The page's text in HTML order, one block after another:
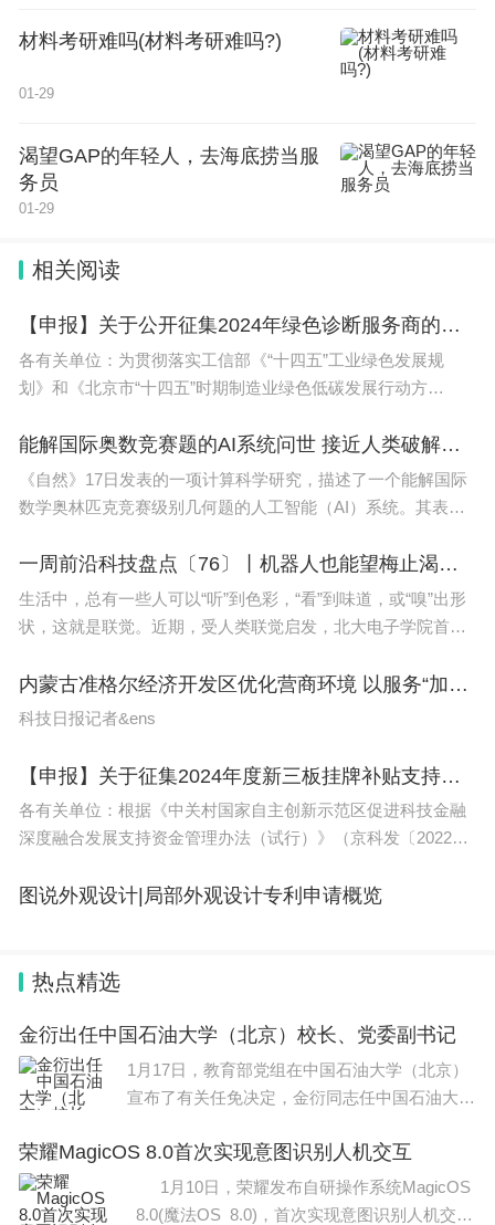
2024年山东高考报名人数是多少？
预计2024年山东高考人数为89.7万。
2022高考山东省报名考生共86.7万人，2021山东高考报名人数
是79.5万人，2020年山东高考报名人数为78.2万。据历年趋势
得知，山东省高考人数始终呈上升趋势，所以预计2023年山东
高考人数为89.7万。2023年山东省普通高等学校集中招生将于7
1、高考改革优势：高校可以根据自己设定的选科要求选拔学
生，更能适应人才培养的需要。另外，会促进高校深化专业结
2、高考改革挑战：首先是确定＋1的录取科目很麻烦。从往年
专业对口方案。
2024年高考报名人数
高考是我国学生接受高等教育的重要门槛，它的重要性不言而
喻。对于2024年有多少考生参加高考这个问题，据中国教育部
更是影响着学生们未来就业的方向和发展。那么为什么高考会
有这么多人参加呢？一个可能的原因是，目前我国教育水平不
断提高，越来越多的学生都有机会接受到高中阶段的教育，因
此参加高考的人数也随之增加。此外，高考作为重要的衡量学
生能力的手段，对于学生提高自己的考试水平也起到了重要的
然而，参加高考并不仅仅是为了升学。随着社会各行业对于高
学历、高知识背景的需求增加，许多从业领域都已经将高考成
绩作为招聘的门槛之一。这也许是造成高考参加人数增加的一
个重要原因，许多人将高考看作是人生的重要转折点，视之为
增加是不争的事实，高考在社会的地位也越来越受到重视。就
目前的情况来看，参加高考人数还会继续在增加。
以上就是小编整理的内容，想要了解更多相关资讯内容敬请关
注。
材料考研难吗(材料考研难吗?)
01-29
渴望GAP的年轻人，去海底捞当服
务员
01-29
相关阅读
【申报】关于公开征集2024年绿色诊断服务商的通知
各有关单位：为贯彻落实工信部《“十四五”工业绿色发展规
划》和《北京市“十四五”时期制造业绿色低碳发展行动方
区提供绿色诊断服
能解国际奥数竞赛题的AI系统问世 接近人类破解复杂逻辑问题的最高水平
《自然》17日发表的一项计算科学研究，描述了一个能解国际
数学奥林匹克竞赛级别几何题的人工智能（AI）系统。其表现
近人类破解复杂逻辑问题的最高水平。奥林匹克竞
一周前沿科技盘点〔76〕丨机器人也能望梅止渴？他们首次提出“机器联觉”；让光速减慢1万多倍，这块芯片什么来头？
生活中，总有一些人可以“听”到色彩，“看”到味道，或“嗅”出形
状，这就是联觉。近期，受人类联觉启发，北大电子学院首次
——机器联觉。光速是宇宙中最快的速度，为了减
内蒙古准格尔经济开发区优化营商环境 以服务“加减法”促发展“节节高”
科技日报记者&ens
【申报】关于征集2024年度新三板挂牌补贴支持资金项目的通知
各有关单位：根据《中关村国家自主创新示范区促进科技金融
深度融合发展支持资金管理办法（试行）》（京科发〔2022〕
项目征集有关工作，有关事
图说外观设计|局部外观设计专利申请概览
热点精选
金衍出任中国石油大学（北京）校长、党委副书记
1月17日，教育部党组在中国石油大学（北京）
宣布了有关任免决定，金衍同志任中国石油大学
荣耀MagicOS 8.0首次实现意图识别人机交互
1月10日，荣耀发布自研操作系统MagicOS
8.0(魔法OS 8.0)，首次实现意图识别人机交